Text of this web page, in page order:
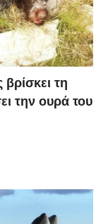
τη
την ουρά του